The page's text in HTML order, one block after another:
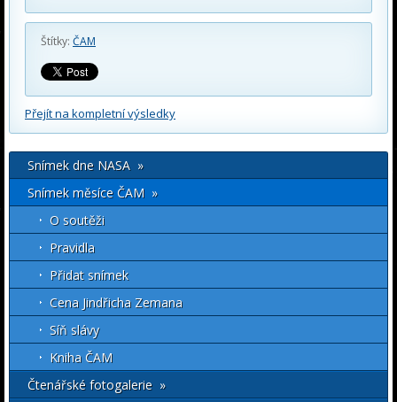
Štítky: ČAM
Přejít na kompletní výsledky
Snímek dne NASA »
Snímek měsíce ČAM »
O soutěži
Pravidla
Přidat snímek
Cena Jindřicha Zemana
Síň slávy
Kniha ČAM
Čtenářské fotogalerie »